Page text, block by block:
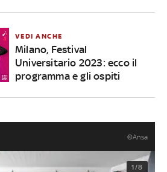
VEDI ANCHE
Milano, Festival
Universitario 2023: ecco il
programma e gli ospiti
©Ansa
1/8